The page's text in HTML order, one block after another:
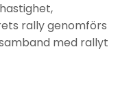
rally genomförs
med rallyt